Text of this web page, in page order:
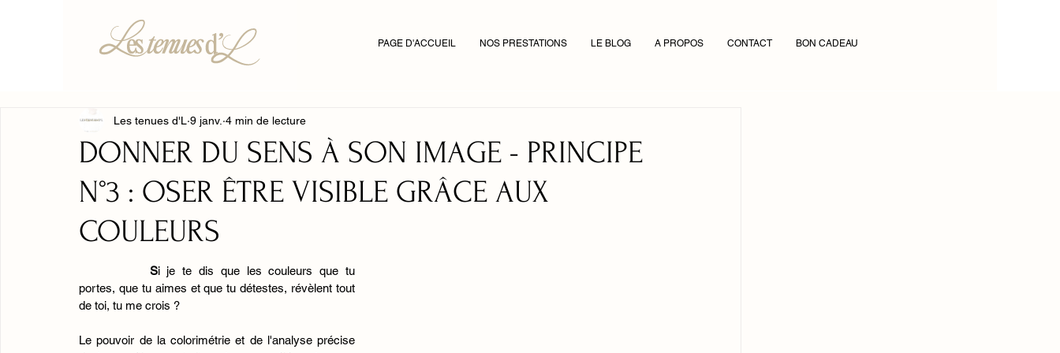
PAGE D'ACCUEIL NOS PRESTATIONS LE BLOG A PROPOS CONTACT BON CADEAU
DONNER DU SENS À SON IMAGE - PRINCIPE
N°3 : OSER ÊTRE VISIBLE GRÂCE AUX
COULEURS
Les tenues d'L 9 janv. 4 min de lecture
Si je te dis que les couleurs que tu
portes, que tu aimes et que tu détestes, révèlent tout
de toi, tu me crois ?
Le pouvoir de la colorimétrie et de l'analyse précise